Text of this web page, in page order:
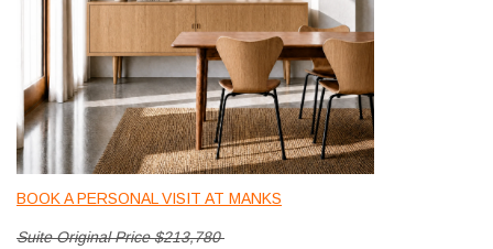
LATEST ARRIVALS 最新扺港
MATER 系列
FREDERICIA 系列
BOOK A PERSONAL VISIT AT MANKS
Suite Original Price $213,780